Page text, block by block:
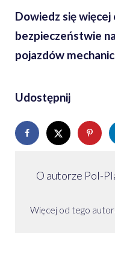
Dowiedz się
bezpieczeństwie
pojazdów
Udostępnij
O autorze Pol-
Więcej od tego